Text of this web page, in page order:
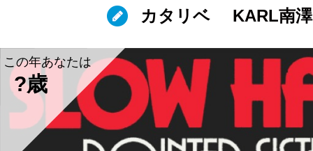
カタリベ KARL南澤
この年あなたは
?歳